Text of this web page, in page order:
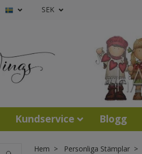
SEK
Kundservice Blogg
Hem Personliga Stämplar